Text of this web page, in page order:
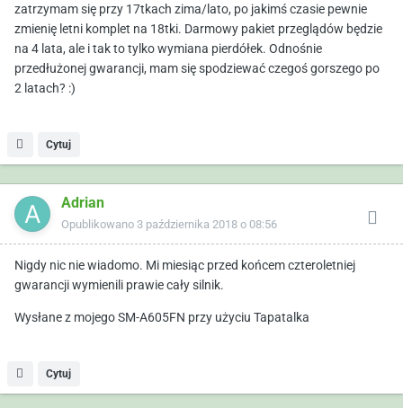
zatrzymam się przy 17tkach zima/lato, po jakimś czasie pewnie
zmienię letni komplet na 18tki. Darmowy pakiet przeglądów będzie
na 4 lata, ale i tak to tylko wymiana pierdółek. Odnośnie
przedłużonej gwarancji, mam się spodziewać czegoś gorszego po
2 latach? :)
Cytuj
Adrian
Opublikowano 3 października 2018 o 08:56
Nigdy nic nie wiadomo. Mi miesiąc przed końcem czteroletniej
gwarancji wymienili prawie cały silnik.
Wysłane z mojego SM-A605FN przy użyciu Tapatalka
Cytuj